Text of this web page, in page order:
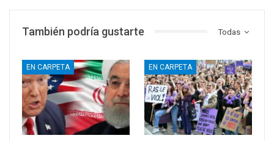
Todas
También podría gustarte
EN CARPETA EN CARPETA